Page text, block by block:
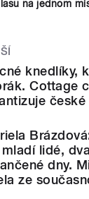
na jednom
knedlíky,
Cottage
české
mladí lidé, dva
dny.
ze